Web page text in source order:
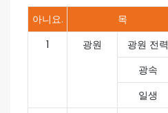
아니요. 목
1
광원 광원 전력
광속
일생